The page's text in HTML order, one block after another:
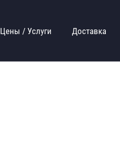
Цены / Услуги Доставка